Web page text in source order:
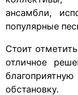
ансамбли,
популярные
Стоит
отличное